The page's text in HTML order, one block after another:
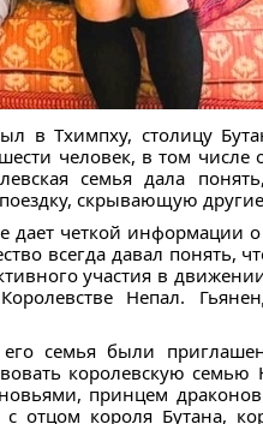
в Тхимпху, столицу
человек, в том
семья дала
скрывающую
дает четкой
всегда давал понять,
участия в
Непал.
семья были
королевскую
принцем
с отцом короля Бутана,